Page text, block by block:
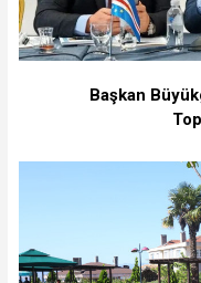
Başkan